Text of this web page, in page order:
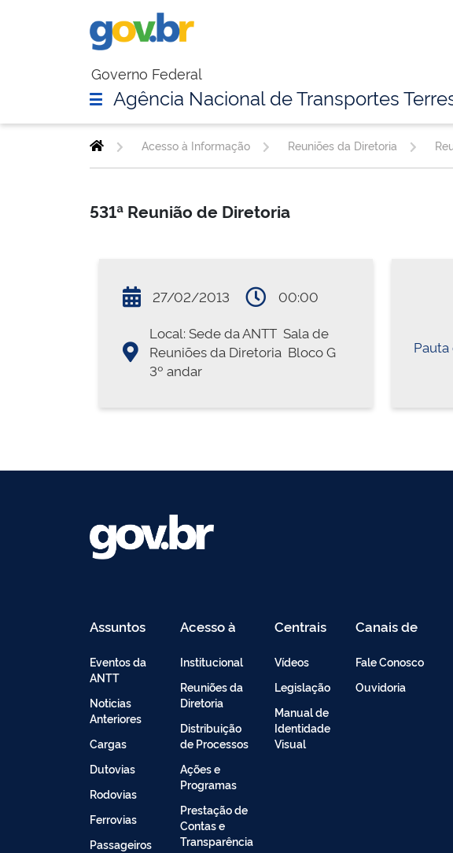
Governo Federal
Agência Nacional de Transportes
Acesso à Informação Reuniões da Diretoria
531ª Reunião de Diretoria
27/02/2013
00:00
Local: Sede da ANTT  Sala de
Reuniões da Diretoria  Bloco G 
3º andar
Pauta
Assuntos
Eventos da
ANTT
Noticias
Anteriores
Cargas
Dutovias
Rodovias
Ferrovias
Passageiros
Acesso à
Institucional
Reuniões da
Diretoria
Distribuição
de Processos
Ações e
Programas
Prestação de
Contas e
Transparência
Centrais
Vídeos
Legislação
Manual de
Identidade
Visual
Canais de
Fale Conosco
Ouvidoria